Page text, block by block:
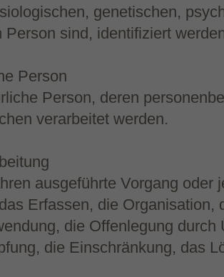
genetischen,
sind, identifiziert
Person
Person, deren
verarbeitet werden.
ausgeführte Vorgang oder
Erfassen, die Organisation,
die Offenlegung
die Einschränkung, das